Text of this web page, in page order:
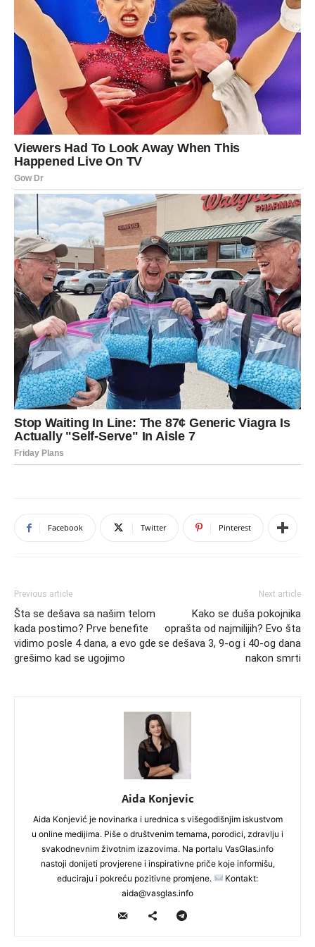
Facebook Twitter Pinterest
Previous article
Šta se dešava sa našim telom
kada postimo? Prve benefite
vidimo posle 4 dana, a evo gde
grešimo kad se ugojimo
Next article
Kako se duša pokojnika
oprašta od najmilijih? Evo šta
se dešava 3, 9-og i 40-og dana
nakon smrti
Aida Konjevic
Aida Konjević je novinarka i urednica s višegodišnjim iskustvom
u online medijima. Piše o društvenim temama, porodici, zdravlju i
svakodnevnim životnim izazovima. Na portalu VasGlas.info
nastoji donijeti provjerene i inspirativne priče koje informišu,
educiraju i pokreću pozitivne promjene.
Kontakt:
aida@vasglas.info